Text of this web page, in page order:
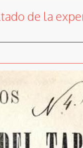
de la